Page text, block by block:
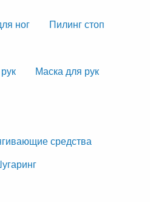
ног
Пилинг стоп
Маска для рук
средства